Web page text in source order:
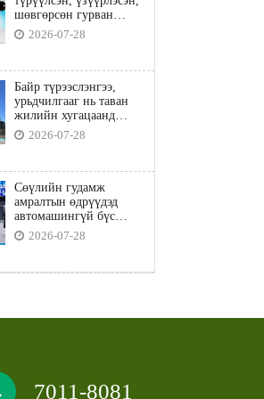
шөвгөрсөн гурван
бөхөөс допинг илэрчээ
2026-07-28
Байр түрээслэнгээ,
урьдчилгааг нь таван
жилийн хугацаанд
төлбөл орон сууцны
зээлд хамрагдана
2026-07-28
Сөүлийн гудамж
амралтын өдрүүдэд
автомашингүй бүс
боллоо
2026-07-28
7011-8081